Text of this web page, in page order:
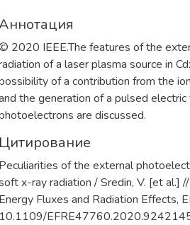
Основными целями
обеспечение
базовой подготовки
поддержка и
осознанному
преемственности
среднего и высшего
качества
интеграции
2020 IEEE.The features of the
of a laser plasma source in
of a contribution from the
the generation of a pulsed
are discussed.
Цитирование
Peculiarities of the external
x-ray radiation / Sredin, V. [et al.]
Energy Fluxes and Radiation
10.1109/